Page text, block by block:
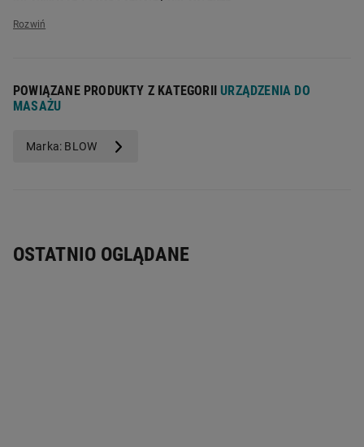
Nazwa producenta:
POWIĄZANE PRODUKTY Z KATEGORII URZĄDZENIA DO
MASAŻU
Marka: BLOW
OSTATNIO OGLĄDANE